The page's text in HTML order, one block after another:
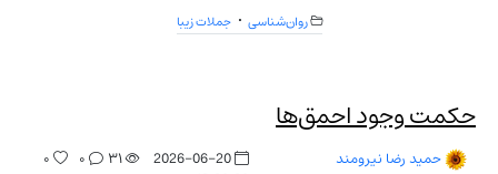
روان‌شناسی جملات زیبا
حکمت وجود احمق‌ها
حمید رضا نیرومند
2026-06-20
۳۱ ۰ ۰